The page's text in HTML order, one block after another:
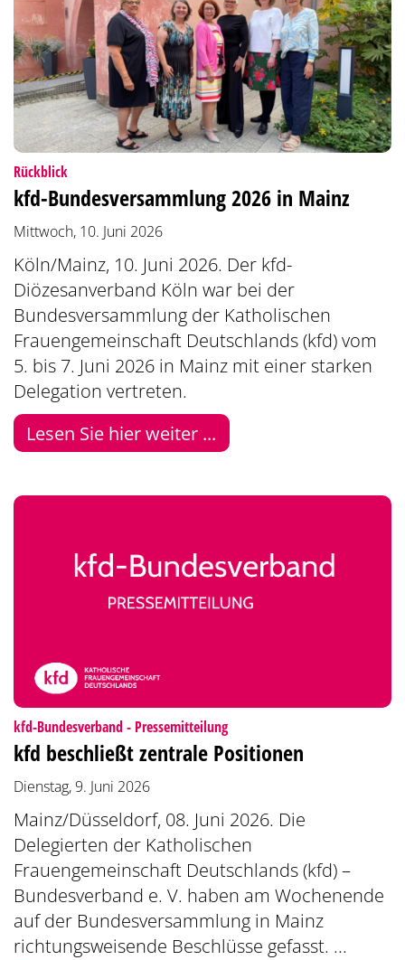
Rückblick:
kfd-Bundesversammlung 2026 in Mainz
Mittwoch, 10. Juni 2026
Köln/Mainz, 10. Juni 2026. Der kfd-
Diözesanverband Köln war bei der
Bundesversammlung der Katholischen
Frauengemeinschaft Deutschlands (kfd) vom
5. bis 7. Juni 2026 in Mainz mit einer starken
Delegation vertreten.
Lesen Sie hier weiter ...
kfd-Bundesverband - Pressemitteilung:
kfd beschließt zentrale Positionen
Dienstag, 9. Juni 2026
Mainz/Düsseldorf, 08. Juni 2026. Die
Delegierten der Katholischen
Frauengemeinschaft Deutschlands (kfd) –
Bundesverband e. V. haben am Wochenende
auf der Bundesversammlung in Mainz
richtungsweisende Beschlüsse gefasst. ...